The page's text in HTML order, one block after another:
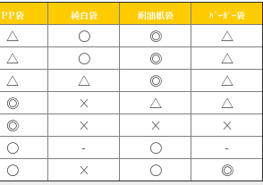
PP袋 純白袋 耐油紙袋 ﾊﾞｰｶﾞｰ袋
△ 〇 ◎ △
△ 〇 ◎ △
△ △ ◎ △
◎ × △ △
◎ × × ×
〇 - 〇 -
〇 × 〇 ◎